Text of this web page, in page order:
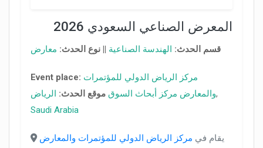
المعرض الصناعي السعودي 2026
قسم الحدث: الهندسة الصناعية || نوع الحدث: معارض
Event place: مركز الرياض الدولي للمؤتمرات
والمعارض مركز أبحاث السوق موقع الحدث: الرياض
,
Saudi Arabia
يقام في مركز الرياض الدولي للمؤتمرات والمعارض